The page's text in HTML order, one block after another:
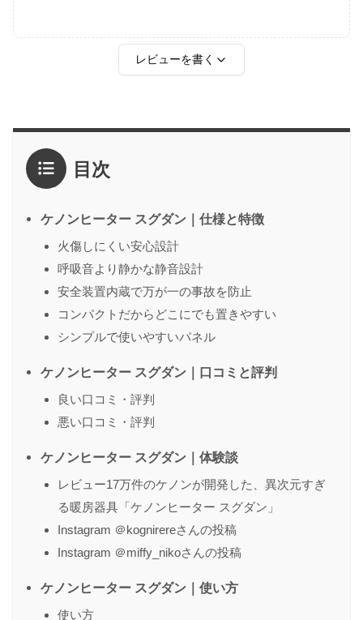
レビューを書く
4点
3点
2点
1点
感想 *
（任意）
目次
ケノンヒーター スグダン｜仕様と特徴
火傷しにくい安心設計
呼吸音より静かな静音設計
安全装置内蔵で万が一の事故を防止
コンパクトだからどこにでも置きやすい
シンプルで使いやすいパネル
ケノンヒーター スグダン｜口コミと評判
良い口コミ・評判
悪い口コミ・評判
ケノンヒーター スグダン｜体験談
レビュー17万件のケノンが開発した、異次元すぎ
る暖房器具「ケノンヒーター スグダン」
Instagram ＠kognirereさんの投稿
Instagram ＠miffy_nikoさんの投稿
ケノンヒーター スグダン｜使い方
使い方